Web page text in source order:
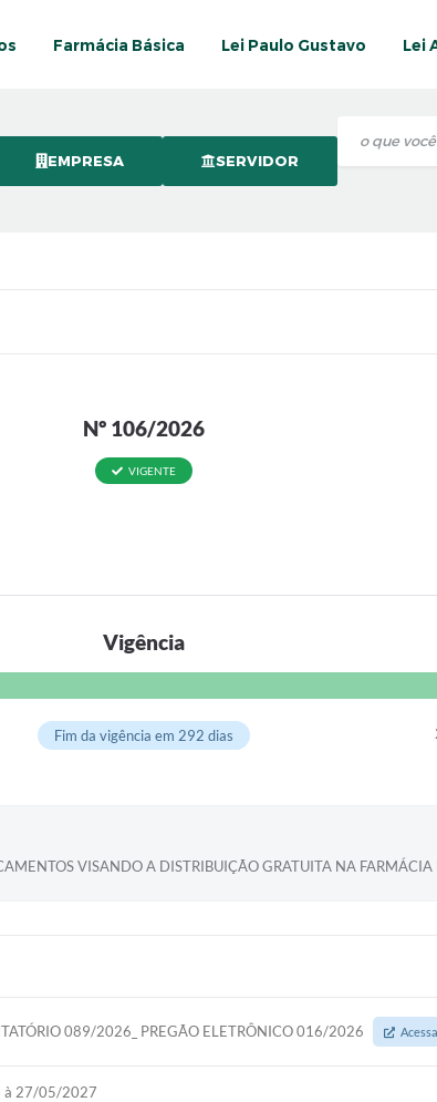
Farmácia Básica Lei Paulo Gustavo Lei
EMPRESA SERVIDOR
Nº 106/2026
VIGENTE
Vigência
Fim da vigência em 292 dias
VISANDO A DISTRIBUIÇÃO GRATUITA NA
089/2026_ PREGÃO ELETRÔNICO 016/2026
à 27/05/2027